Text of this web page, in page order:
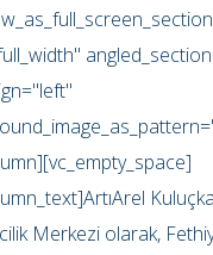
Merkezi olarak,